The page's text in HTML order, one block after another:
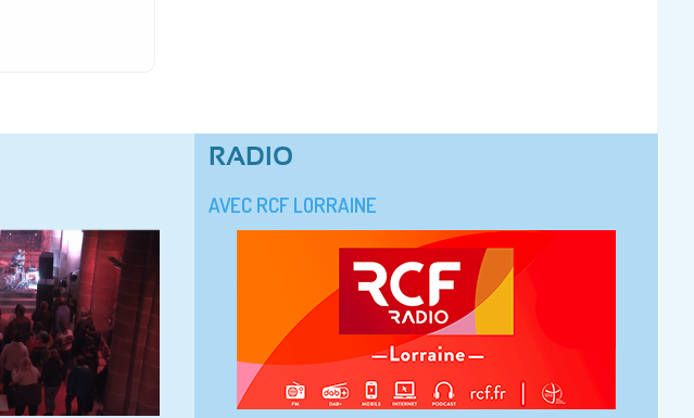
RADIO
AVEC RCF LORRAINE